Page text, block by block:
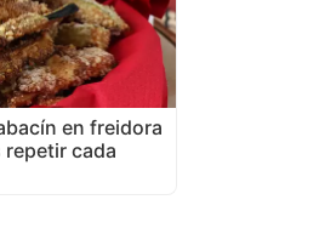
en freidora
repetir cada